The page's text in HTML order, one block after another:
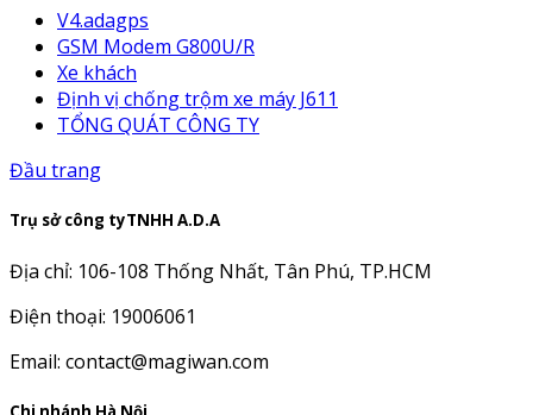
V4.adagps
GSM Modem G800U/R
Xe khách
Định vị chống trộm xe máy J611
TỔNG QUÁT CÔNG TY
Đầu trang
Trụ sở công tyTNHH A.D.A
Địa chỉ: 106-108 Thống Nhất, Tân Phú, TP.HCM
Điện thoại: 19006061
Email: contact@magiwan.com